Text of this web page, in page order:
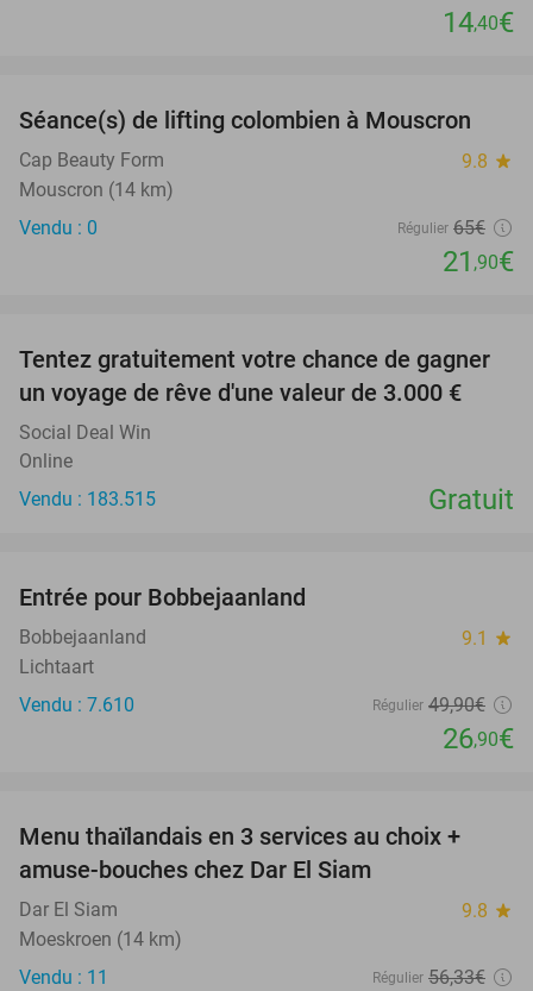
14,40€
66%
TODAY
Séance(s) de lifting colombien à Mouscron
Cap Beauty Form 9.8 star
Mouscron (14 km)
Vendu : 0
Régulier 65€
21 ,90€
Tentez gratuitement votre chance de gagner
un voyage de rêve d'une valeur de 3.000 €
Social Deal Win
Online
Vendu : 183.515
Gratuit
Entrée pour Bobbejaanland
Bobbejaanland 9.1 star
Lichtaart
Vendu : 7.610
Régulier 49,90€
26,90€
38%
Menu thaïlandais en 3 services au choix +
amuse-bouches chez Dar El Siam
Dar El Siam 9.8 star
Moeskroen (14 km)
Vendu : 11
Régulier 56,33€